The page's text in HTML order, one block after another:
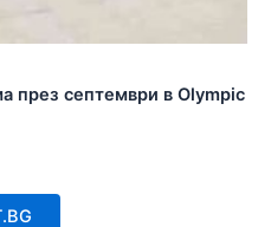
през септември в Olympic